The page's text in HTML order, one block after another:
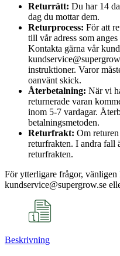
Returrätt: Du har 14
dag du mottar dem.
Returprocess: För att
till vår adress som
Kontakta gärna vår
instruktioner. Varor
oanvänt skick.
Återbetalning: När vi
returnerade varan
inom 5-7 vardagar.
betalningsmetoden.
Returfrakt: Om
returfrakten. I andra fall
returfrakten.
För ytterligare frågor,
kundservice@supergrow.se
Beskrivning